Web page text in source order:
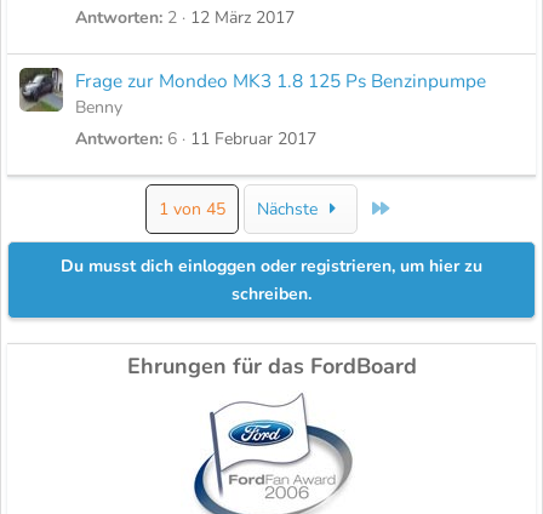
Antworten 2 12 März 2017
Frage zur Mondeo MK3 1.8 125 Ps Benzinpumpe
Benny
Antworten 6 11 Februar 2017
1 von 45 Nächste Letzte
Du musst dich einloggen oder registrieren, um hier zu
schreiben.
Ehrungen für das FordBoard